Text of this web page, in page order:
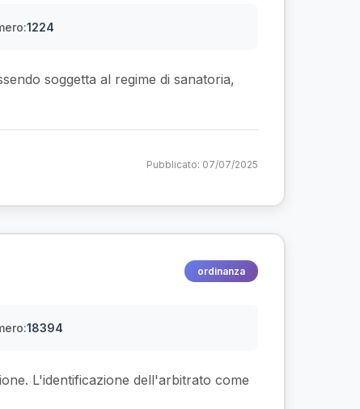
1224
soggetta al regime di sanatoria,
Pubblicato: 07/07/2025
ordinanza
18394
L'identificazione dell'arbitrato come